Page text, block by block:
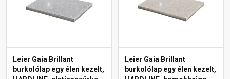
Leier Gaia Brillant
burkolólap egy élen kezelt,
Leier Gaia Brillant
burkolólap egy élen kezelt,